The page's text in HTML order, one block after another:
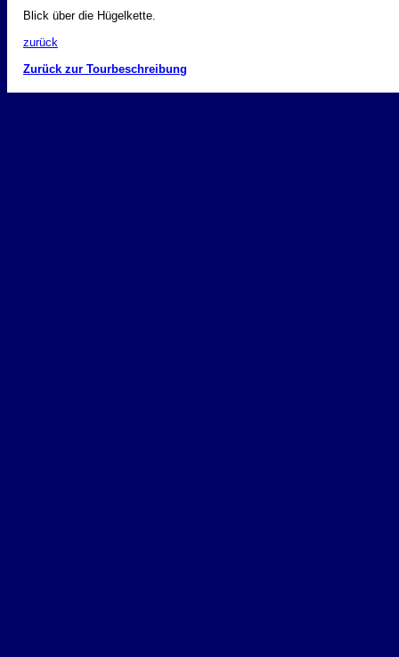
Blick über die Hügelkette.
zurück
Zurück zur Tourbeschreibung